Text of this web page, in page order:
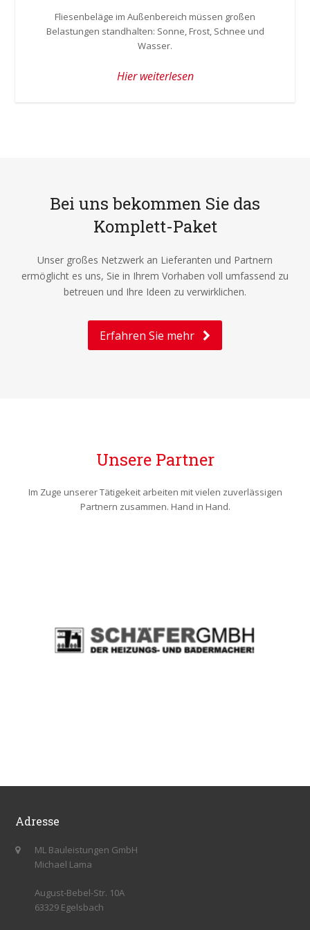
Fliesenbeläge im Außenbereich müssen großen
Belastungen standhalten: Sonne, Frost, Schnee und
Wasser.
Hier weiterlesen
Bei uns bekommen Sie das
Komplett-Paket
Unser großes Netzwerk an Lieferanten und Partnern
ermöglicht es uns, Sie in Ihrem Vorhaben voll umfassend zu
betreuen und Ihre Ideen zu verwirklichen.
Erfahren Sie mehr
Unsere Partner
Im Zuge unserer Tätigekeit arbeiten mit vielen zuverlässigen
Partnern zusammen. Hand in Hand.
Adresse
ML Bauleistungen GmbH
Michael Lama
August-Bebel-Str. 10A
63329 Egelsbach